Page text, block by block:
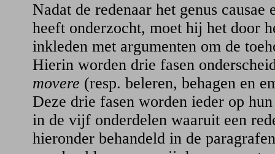
Nadat de redenaar het genus causae
heeft onderzocht, moet hij het door
inkleden met argumenten om de
Hierin worden drie fasen
movere (resp. beleren, behagen en
Deze drie fasen worden ieder op
in de vijf onderdelen waaruit een
hieronder behandeld in de